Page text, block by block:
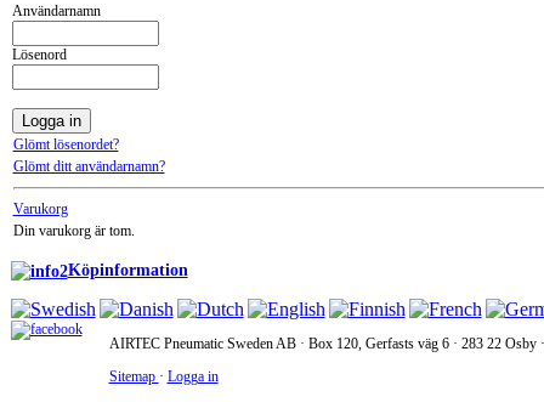
Användarnamn
Lösenord
Glömt lösenordet?
Glömt ditt användarnamn?
Varukorg
Din varukorg är tom.
Köpinformation
AIRTEC Pneumatic Sweden AB · Box 120, Gerfasts väg 6 · 283 22
Sitemap · Logga in